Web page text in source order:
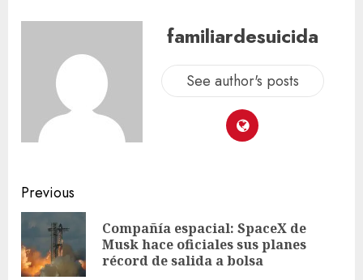
familiardesuicida
See author's posts
Previous
Compañía espacial: SpaceX de
Musk hace oficiales sus planes
récord de salida a bolsa